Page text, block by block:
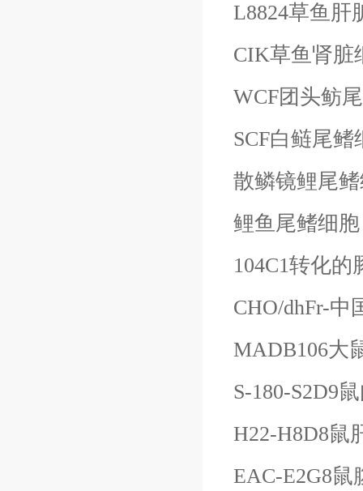
L8824草鱼肝
CIK草鱼肾脏
WCF团头鲂
SCF白鲢尾鳍
散鳞镜鲤尾
鲤鱼尾鳍细胞
104C1转化
CHO/dhFr-中
MADB106大
S-180-S2D9
H22-H8D8鼠
EAC-E2G8鼠